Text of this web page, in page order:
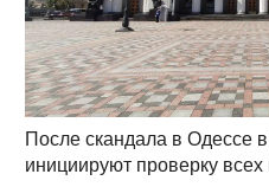
После скандала в Одессе
инициируют проверку всех